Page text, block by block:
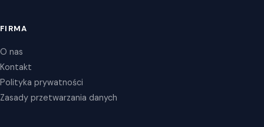
FIRMA
O nas
Kontakt
Polityka prywatności
Zasady przetwarzania danych